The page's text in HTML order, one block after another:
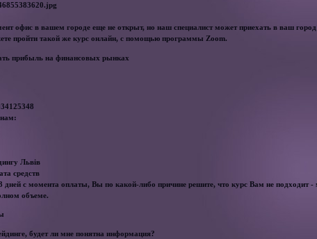
офис в вашем городе еще не открыт, но наш специалист может приехать в ваш город
пройти такой же курс онлайн, с помощью программы Zoom.
прибыль на финансовых рынках
Львів
средств
дней с момента оплаты, Вы по какой-либо причине решите, что курс Вам не подходит
объеме.
будет ли мне понятна информация?